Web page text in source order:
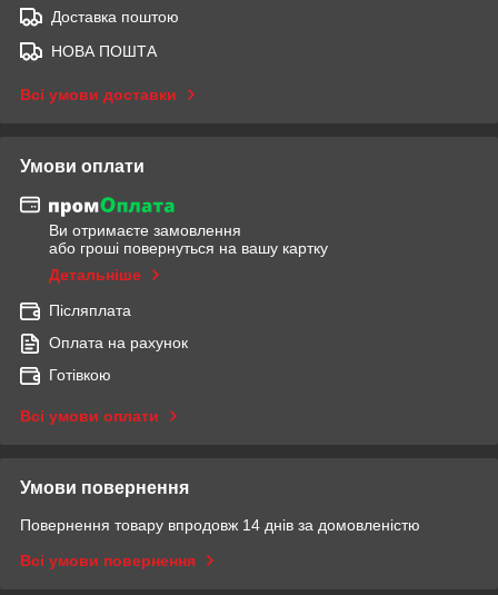
Доставка поштою
НОВА ПОШТА
Всі умови доставки
Умови оплати
Ви отримаєте замовлення
або гроші повернуться на вашу картку
Детальніше
Післяплата
Оплата на рахунок
Готівкою
Всі умови оплати
Умови повернення
Повернення товару впродовж 14 днів за домовленістю
Всі умови повернення